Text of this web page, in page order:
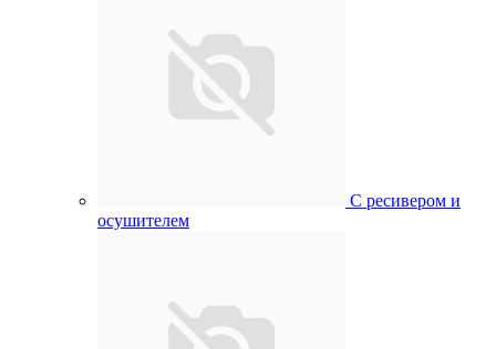
С ресивером и
осушителем